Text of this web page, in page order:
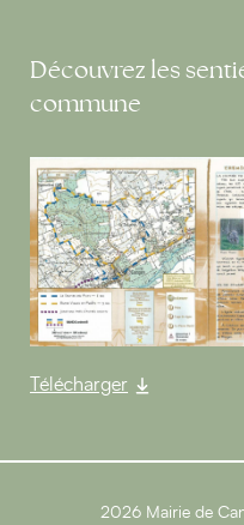
Découvrez les
commune
Télécharger
2026 Mairie de